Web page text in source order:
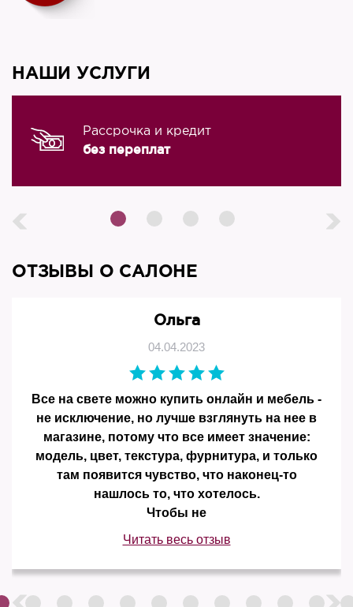
НАШИ УСЛУГИ
Рассрочка и кредит
без переплат
ОТЗЫВЫ О САЛОНЕ
Ольга
04.04.2023
Все на свете можно купить онлайн и мебель -
не исключение, но лучше взглянуть на нее в
магазине, потому что все имеет значение:
модель, цвет, текстура, фурнитура, и только
там появится чувство, что наконец-то
нашлось то, что хотелось.
Чтобы не
Читать весь отзыв